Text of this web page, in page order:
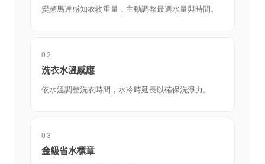
變頻馬達感知衣物重量，主動調整最適水量與時間。
02
洗衣水溫感應
依水溫調整洗衣時間，水冷時延長以確保洗淨力。
03
金級省水標章